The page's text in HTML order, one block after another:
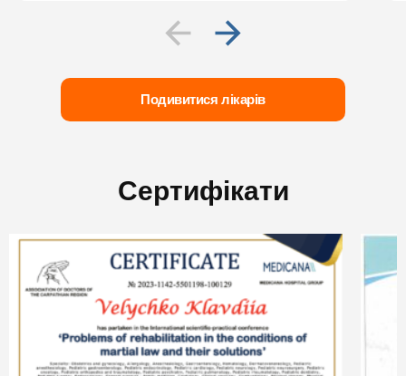
Подивитися лікарів
Сертифікати